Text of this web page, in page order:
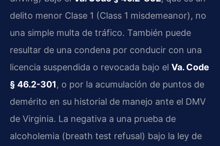
delito menor Clase 1 (Class 1 misdemeanor), no
una simple multa de tráfico. También puede
resultar de una condena por conducir con una
licencia suspendida o revocada bajo el Va. Code
§ 46.2-301, o por la acumulación de puntos de
demérito en su historial de manejo ante el DMV
de Virginia. La negativa a una prueba de
alcoholemia (breath test refusal) bajo la ley de